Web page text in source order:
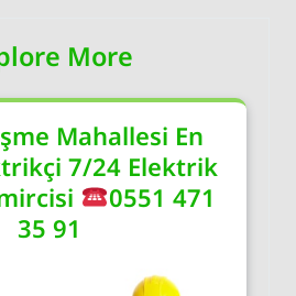
More
Mahallesi En
7/24 Elektrik
0551 471
35 91